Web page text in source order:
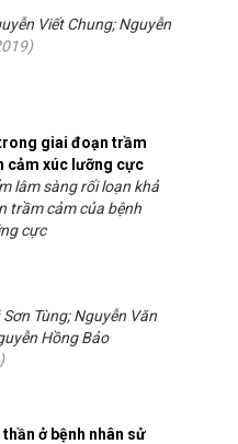
giai đoạn trầm
cảm xúc lưỡng cực
Viết Chung; Nguyễn
)
lâm sàng rối loạn khả
trầm cảm của bệnh
cực
ở bệnh nhân sử
Sơn Tùng; Nguyễn Văn
Hồng Bảo
)